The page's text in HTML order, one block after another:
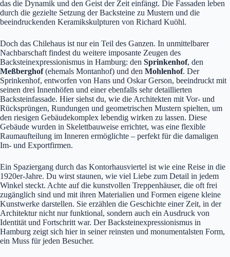
das die Dynamik und den Geist der Zeit einfängt. Die Fassaden leben
durch die gezielte Setzung der Backsteine zu Mustern und die
beeindruckenden Keramikskulpturen von Richard Kuöhl.
Doch das Chilehaus ist nur ein Teil des Ganzen. In unmittelbarer
Nachbarschaft findest du weitere imposante Zeugen des
Backsteinexpressionismus in Hamburg: den Sprinkenhof, den
Meßberghof(ehemals Montanhof) und den Mohlenhof. Der
Sprinkenhof, entworfen von Hans und Oskar Gerson, beeindruckt mit
seinen drei Innenhöfen und einer ebenfalls sehr detaillierten
Backsteinfassade. Hier siehst du, wie die Architekten mit Vor- und
Rücksprüngen, Rundungen und geometrischen Mustern spielten, um
den riesigen Gebäudekomplex lebendig wirken zu lassen. Diese
Gebäude wurden in Skelettbauweise errichtet, was eine flexible
Raumaufteilung im Inneren ermöglichte – perfekt für die damaligen
Im- und Exportfirmen.
Ein Spaziergang durch das Kontorhausviertel ist wie eine Reise in die
1920er-Jahre. Du wirst staunen, wie viel Liebe zum Detail in jedem
Winkel steckt. Achte auf die kunstvollen Treppenhäuser, die oft frei
zugänglich sind und mit ihren Materialien und Formen eigene kleine
Kunstwerke darstellen. Sie erzählen die Geschichte einer Zeit, in der
Architektur nicht nur funktional, sondern auch ein Ausdruck von
Identität und Fortschritt war. Der Backsteinexpressionismus in
Hamburg zeigt sich hier in seiner reinsten und monumentalsten Form,
ein Muss für jeden Besucher.